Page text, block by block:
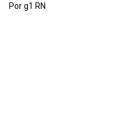
Por g1 RN